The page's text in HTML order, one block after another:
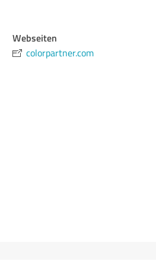
Webseiten
colorpartner.com